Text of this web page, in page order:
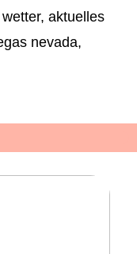
aktuelles
nevada,